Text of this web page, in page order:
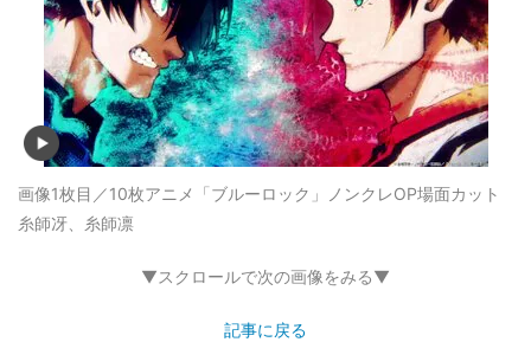
画像1枚目／10枚アニメ「ブルーロック」ノンクレOP場面カット
糸師冴、糸師凛
▼スクロールで次の画像をみる▼
記事に戻る